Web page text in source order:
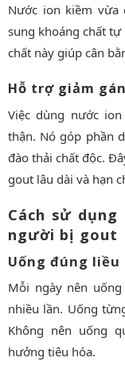
Nước ion kiềm vừa
sung khoáng chất tự
chất này giúp cân
Hỗ trợ giảm
Việc dùng nước
thận. Nó góp phần
đào thải chất độc.
gout lâu dài và hạn
Cách sử
người bị gout
Uống đúng
Mỗi ngày nên
nhiều lần. Uống
Không nên uống
hưởng tiêu hóa.